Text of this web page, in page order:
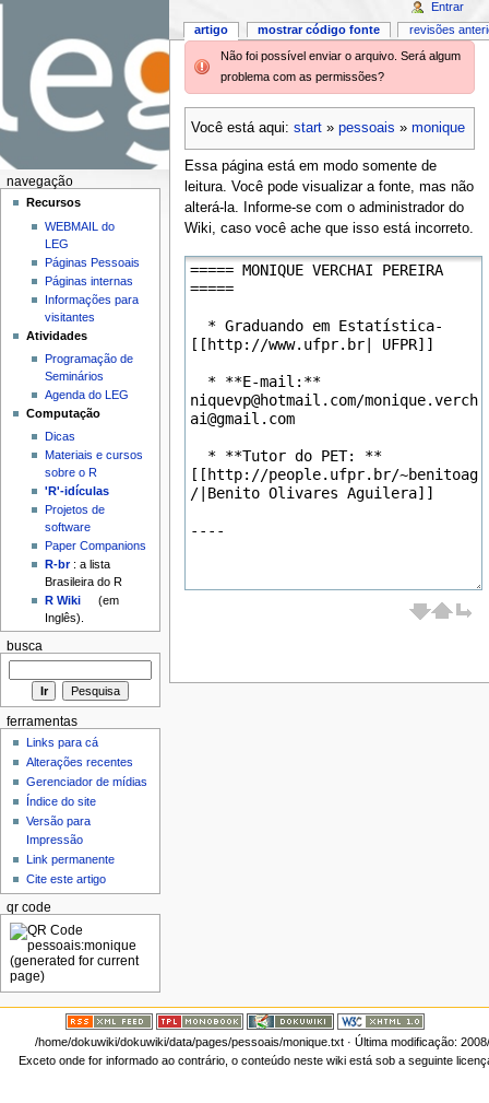
Não foi possível enviar o arquivo. Será algum
problema com as permissões?
Você está aqui: start» pessoais » monique
Essa página está em modo somente de
leitura. Você pode visualizar a fonte, mas não
alterá-la. Informe-se com o administrador do
Wiki, caso você ache que isso está incorreto.
artigo mostrar código fonte revisões
Entrar
navegação
Recursos
WEBMAIL do
LEG
Páginas Pessoais
Páginas internas
Informações para
visitantes
Atividades
Programação de
Seminários
Agenda do LEG
Computação
Dicas
Materiais e cursos
sobre o R
'R'-idículas
Projetos de
software
Paper Companions
R-br: a lista
Brasileira do R
R Wiki
(em
Inglês).
busca
ferramentas
Links para cá
Alterações recentes
Gerenciador de mídias
Índice do site
Versão para
Impressão
Link permanente
Cite este artigo
qr code
/home/dokuwiki/dokuwiki/data/pages/pessoais/monique.txt· Última modificação:
Exceto onde for informado ao contrário, o conteúdo neste wiki está sob a seguinte